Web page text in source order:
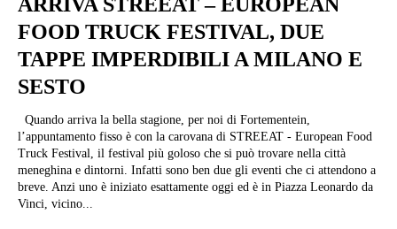
FOOD TRUCK FESTIVAL, DUE
TAPPE IMPERDIBILI A MILANO E
SESTO
l’appuntamento fisso è con la carovana di STREEAT - European Food
Truck Festival, il festival più goloso che si può trovare nella città
meneghina e dintorni. Infatti sono ben due gli eventi che ci attendono a
breve. Anzi uno è iniziato esattamente oggi ed è in Piazza Leonardo da
Vinci, vicino...